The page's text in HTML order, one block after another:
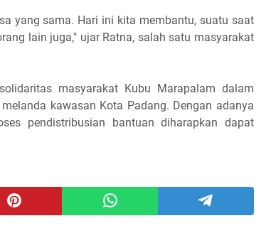
yang sama. Hari ini kita membantu, suatu saat
lain juga," ujar Ratna, salah satu masyarakat
masyarakat Kubu Marapalam dalam
kawasan Kota Padang. Dengan adanya
pendistribusian bantuan diharapkan dapat